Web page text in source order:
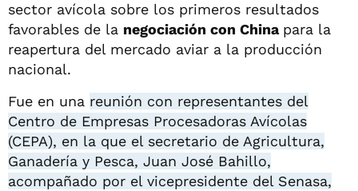
sector avícola sobre los primeros resultados
favorables de la negociación con China para la
reapertura del mercado aviar a la producción
nacional.
Fue en una reunión con representantes del
Centro de Empresas Procesadoras Avícolas
(CEPA), en la que el secretario de Agricultura,
Ganadería y Pesca, Juan José Bahillo,
acompañado por el vicepresidente del Senasa,